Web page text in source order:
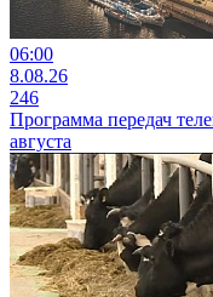
06:00
8.08.26
246
Программа передач
августа